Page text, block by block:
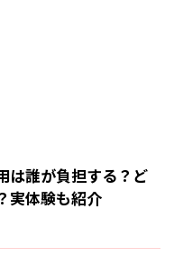
は誰が負担する？ど
実体験も紹介